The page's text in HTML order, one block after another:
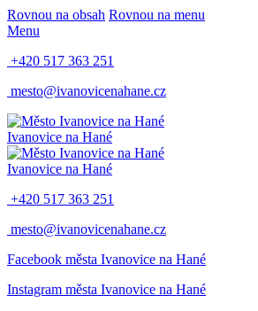
Rovnou na obsah Rovnou na menu
Menu
+420 517 363 251
mesto@ivanovicenahane.cz
Ivanovice na Hané
Ivanovice na Hané
+420 517 363 251
mesto@ivanovicenahane.cz
Facebook města Ivanovice na Hané
Instagram města Ivanovice na Hané